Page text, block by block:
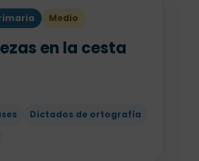
Medio
en la cesta
Dictados de ortografía